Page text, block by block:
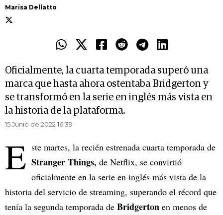
Marisa Dellatto
Oficialmente, la cuarta temporada superó una
marca que hasta ahora ostentaba Bridgerton y
se transformó en la serie en inglés más vista en
la historia de la plataforma.
15 Junio de 2022 16.39
E ste martes, la recién estrenada cuarta temporada de
Stranger Things, de Netflix, se convirtió
oficialmente en la serie en inglés más vista de la
historia del servicio de streaming, superando el récord que
tenía la segunda temporada de Bridgerton en menos de